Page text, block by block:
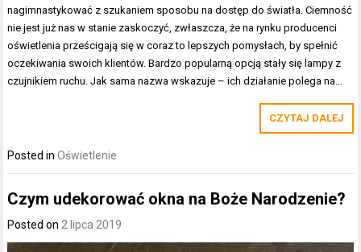
nagimnastykować z szukaniem sposobu na dostęp do światła. Ciemność
nie jest już nas w stanie zaskoczyć, zwłaszcza, że na rynku producenci
oświetlenia prześcigają się w coraz to lepszych pomysłach, by spełnić
oczekiwania swoich klientów. Bardzo popularną opcją stały się lampy z
czujnikiem ruchu. Jak sama nazwa wskazuje – ich działanie polega na…
CZYTAJ DALEJ
Posted inOświetlenie
Czym udekorować okna na Boże Narodzenie?
Posted on 2 lipca 2019